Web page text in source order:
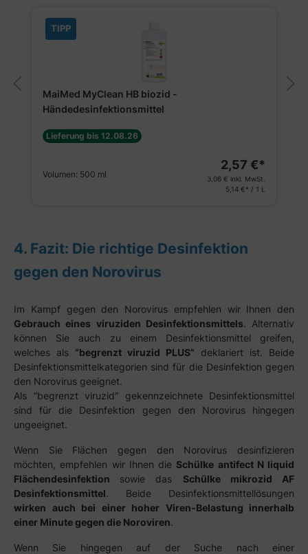
TIPP
MaiMed MyClean HB biozid -
Händedesinfektionsmittel
Lieferung bis 12.08.26
Volumen: 500 ml
2,57 €*
3,06 € inkl. MwSt.
5,14 €* / 1 L
4. Fazit: Die richtige Desinfektion
gegen den Norovirus
Im Kampf gegen den Norovirus empfehlen wir Ihnen den
Gebrauch eines viruziden Desinfektionsmittels. Alternativ
können Sie auch zu einem Desinfektionsmittel greifen,
welches als “begrenzt viruzid PLUS” deklariert ist. Beide
Desinfektionsmittelkategorien sind für die Desinfektion gegen
den Norovirus geeignet.
Als “begrenzt viruzid” gekennzeichnete Desinfektionsmittel
sind für die Desinfektion gegen den Norovirus hingegen
ungeeignet.
Wenn Sie Flächen gegen den Norovirus desinfizieren
möchten, empfehlen wir Ihnen die Schülke antifect N liquid
Flächendesinfektion sowie das Schülke mikrozid AF
Desinfektionsmittel. Beide Desinfektionsmittellösungen
wirken auch bei einer hoher Viren-Belastung innerhalb
einer Minute gegen die Noroviren.
Wenn Sie hingegen auf der Suche nach einer